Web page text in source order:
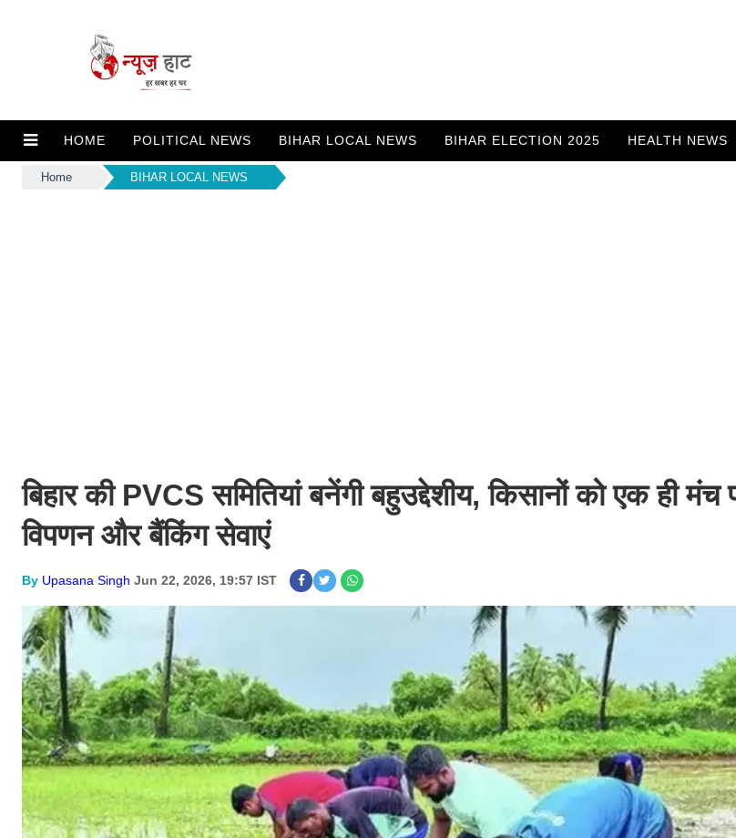
HOME POLITICAL NEWS BIHAR LOCAL NEWS BIHAR ELECTION 2025 HEALTH NEWS
Home BIHAR LOCAL NEWS
बिहार की PVCS समितियां बनेंगी बहुउद्देशीय, किसानों को एक ही
विपणन और बैंकिंग सेवाएं
By Upasana Singh Jun 22, 2026, 19:57 IST